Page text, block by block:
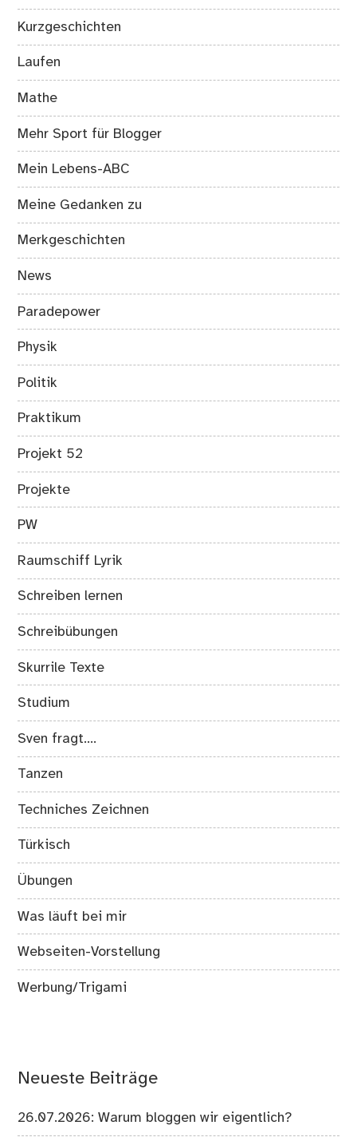
Kurzgeschichten
Laufen
Mathe
Mehr Sport für Blogger
Mein Lebens-ABC
Meine Gedanken zu
Merkgeschichten
News
Paradepower
Physik
Politik
Praktikum
Projekt 52
Projekte
PW
Raumschiff Lyrik
Schreiben lernen
Schreibübungen
Skurrile Texte
Studium
Sven fragt….
Tanzen
Techniches Zeichnen
Türkisch
Übungen
Was läuft bei mir
Webseiten-Vorstellung
Werbung/Trigami
Neueste Beiträge
26.07.2026: Warum bloggen wir eigentlich?